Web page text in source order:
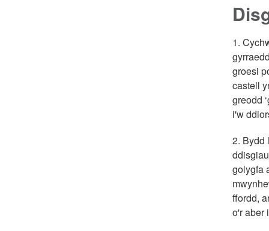
1.
groesi
castell
greodd
i'w
2. Bydd
golygfa
ffordd,
o'r aber